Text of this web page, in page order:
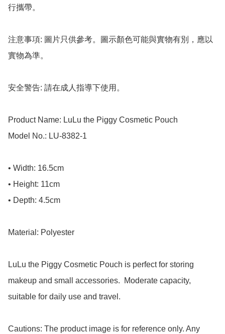
行攜帶。
注意事項: 圖片只供參考。圖示顏色可能與實物有別，應以
實物為準。
安全警告: 請在成人指導下使用。
Product Name: LuLu the Piggy Cosmetic Pouch
Model No.: LU-8382-1
• Width: 16.5cm
• Height: 11cm
• Depth: 4.5cm
Material: Polyester
LuLu the Piggy Cosmetic Pouch is perfect for storing
makeup and small accessories.  Moderate capacity,
suitable for daily use and travel.
Cautions: The product image is for reference only. Any